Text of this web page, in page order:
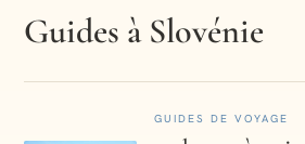
Guides à Slovénie
GUIDES DE VOYAGE